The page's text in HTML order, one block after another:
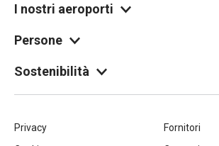
I nostri aeroporti
Persone
Sostenibilità
Piè
Privacy
Fornitori